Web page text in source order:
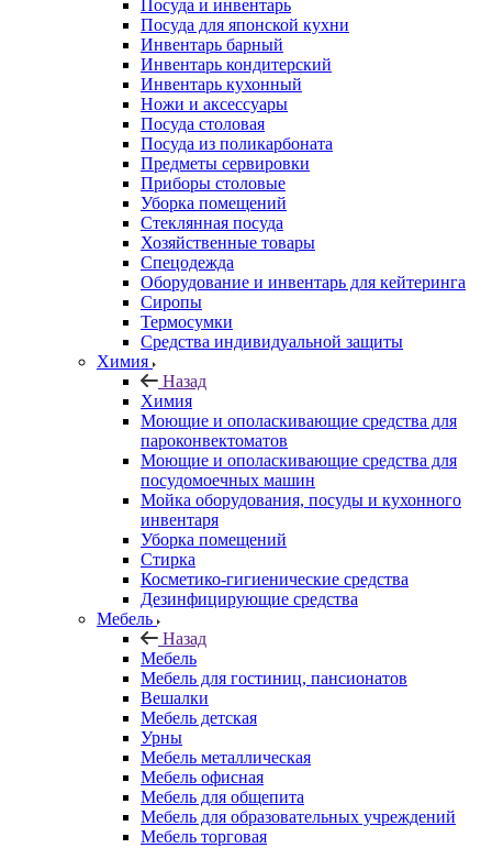
Посуда и инвентарь
Посуда для японской кухни
Инвентарь барный
Инвентарь кондитерский
Инвентарь кухонный
Ножи и аксессуары
Посуда столовая
Посуда из поликарбоната
Предметы сервировки
Приборы столовые
Уборка помещений
Стеклянная посуда
Хозяйственные товары
Спецодежда
Оборудование и инвентарь для кейтеринга
Сиропы
Термосумки
Средства индивидуальной защиты
Химия
Назад
Химия
Моющие и ополаскивающие средства для
пароконвектоматов
Моющие и ополаскивающие средства для
посудомоечных машин
Мойка оборудования, посуды и кухонного
инвентаря
Уборка помещений
Стирка
Косметико-гигиенические средства
Дезинфицирующие средства
Мебель
Назад
Мебель
Мебель для гостиниц, пансионатов
Вешалки
Мебель детская
Урны
Мебель металлическая
Мебель офисная
Мебель для общепита
Мебель для образовательных учреждений
Мебель торговая